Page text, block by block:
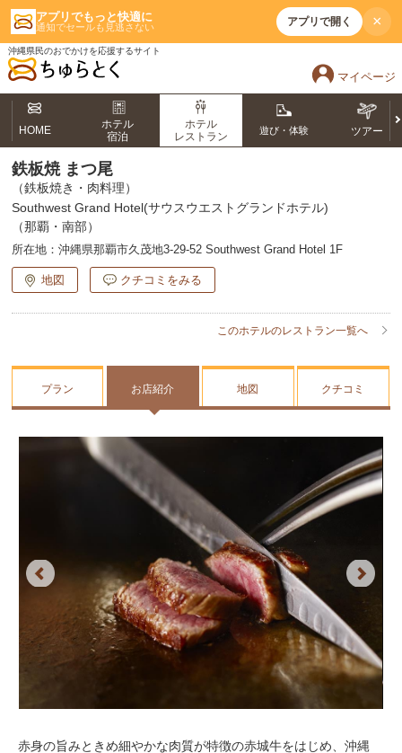
アプリでもっと快適に
通知でセールも見逃さない アプリで開く ×
沖縄県民のおでかけを応援するサイト
マイページ
HOME
ホテル
宿泊
ホテル
レストラン
遊び・体験 ツアー
鉄板焼 まつ尾
（鉄板焼き・肉料理）
Southwest Grand Hotel(サウスウエストグランドホテル)
（那覇・南部）
所在地： 沖縄県那覇市久茂地3-29-52 Southwest Grand Hotel 1F
地図 クチコミをみる
このホテルのレストラン一覧へ
プラン お店紹介 地図 クチコミ
Previous Next
赤身の旨みときめ細やかな肉質が特徴の赤城牛をはじめ、沖縄